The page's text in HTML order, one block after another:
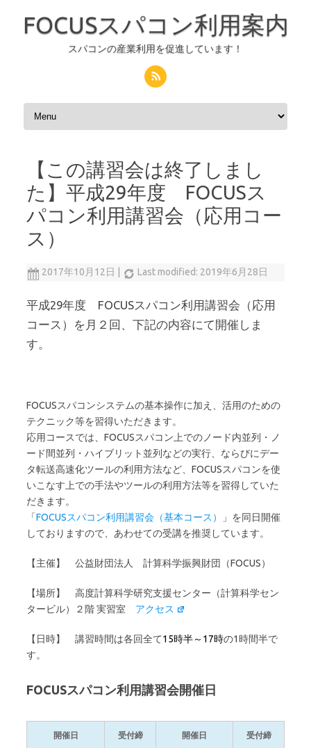
FOCUSスパコン利用案内
スパコンの産業利用を促進しています！
コンテンツへスキップ
【この講習会は終了しまし
た】平成29年度 FOCUSス
パコン利用講習会（応用コー
ス）
2017年10月12日 Last modified: 2019年6月28日
平成29年度 FOCUSスパコン利用講習会（応用
コース）を月２回、下記の内容にて開催しま
す。
FOCUSスパコンシステムの基本操作に加え、活用のための
テクニック等を習得いただきます。
応用コースでは、FOCUSスパコン上でのノード内並列・ノ
ード間並列・ハイブリット並列などの実行、ならびにデー
タ転送高速化ツールの利用方法など、FOCUSスパコンを使
いこなす上での手法やツールの利用方法等を習得していた
だきます。
「FOCUSスパコン利用講習会（基本コース）
」を同日開催
しておりますので、あわせての受講を推奨しています。
【主催】 公益財団法人 計算科学振興財団（FOCUS）
【場所】 高度計算科学研究支援センター（計算科学セン
タービル）２階 実習室 アクセス
【日時】 講習時間は各回全て15時半～17時の1時間半で
す。
FOCUSスパコン利用講習会開催日
開催日
受付締
開催日
受付締